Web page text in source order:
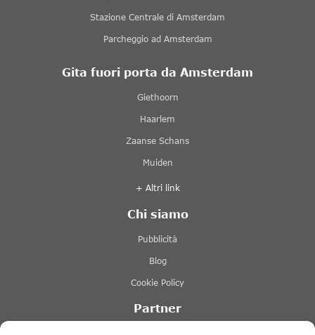
Stazione Centrale di Amsterdam
Parcheggio ad Amsterdam
Gita fuori porta da Amsterdam
Giethoorn
Haarlem
Zaanse Schans
Muiden
+ Altri link
Chi siamo
Pubblicità
Blog
Cookie Policy
Partner